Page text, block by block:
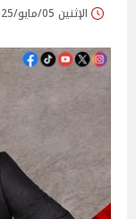
الإثنين 05/مايو/2025 - 04:23 م